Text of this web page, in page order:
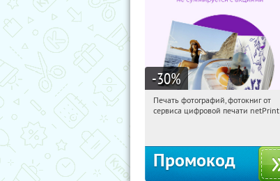
-30%
08:50:21 Получили:
Печать фотографий, фотокниг от
сервиса цифровой печати netPrint
Промокод